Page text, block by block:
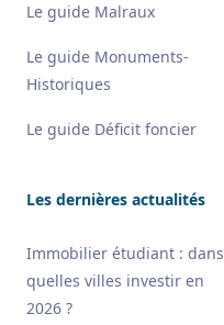
Le guide Malraux
Le guide Monuments-
Historiques
Le guide Déficit foncier
Les dernières actualités
Immobilier étudiant : dans
quelles villes investir en
2026 ?